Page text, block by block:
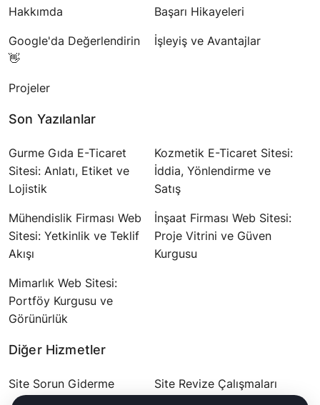
Hakkımda Başarı Hikayeleri
Google'da Değerlendirin
👋
İşleyiş ve Avantajlar
Projeler
Son Yazılanlar
Gurme Gıda E-Ticaret
Sitesi: Anlatı, Etiket ve
Lojistik
Kozmetik E-Ticaret Sitesi:
İddia, Yönlendirme ve
Satış
Mühendislik Firması Web
Sitesi: Yetkinlik ve Teklif
Akışı
İnşaat Firması Web Sitesi:
Proje Vitrini ve Güven
Kurgusu
Mimarlık Web Sitesi:
Portföy Kurgusu ve
Görünürlük
Diğer Hizmetler
Site Sorun Giderme Site Revize Çalışmaları